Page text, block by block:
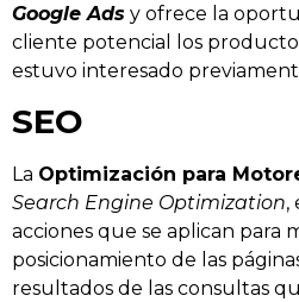
Google Ads y ofrece la
cliente potencial los
estuvo interesado
SEO
La Optimización para
Search Engine Optimization,
acciones que se aplican para
posicionamiento de las
resultados de las consultas